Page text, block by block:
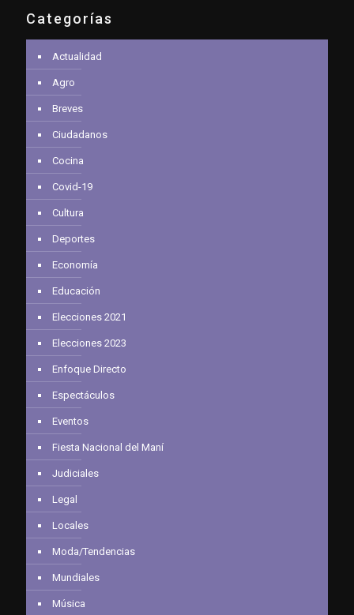
Categorías
Actualidad
Agro
Breves
Ciudadanos
Cocina
Covid-19
Cultura
Deportes
Economía
Educación
Elecciones 2021
Elecciones 2023
Enfoque Directo
Espectáculos
Eventos
Fiesta Nacional del Maní
Judiciales
Legal
Locales
Moda/Tendencias
Mundiales
Música